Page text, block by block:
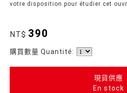
votre disposition pour étudier cet
NT$ 390
購買數量 Quantité:
現貨供應
En stock